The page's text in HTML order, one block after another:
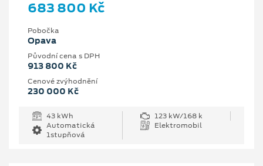
683 800 Kč
Pobočka
Opava
Původní cena s DPH
913 800 Kč
Cenové zvýhodnění
230 000 Kč
43 kWh
123 kW/168 k
Automatická
1stupňová
Elektromobil